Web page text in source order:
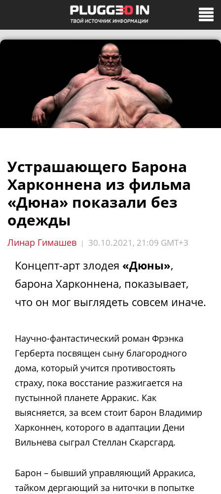
Устрашающего Барона
Харконнена из фильма
«Дюна» показали без
одежды
Линар Гимашев | 30.10.2021, 21:09 GMT+3
Концепт-арт злодея «Дюны»,
барона Харконнена, показывает,
что он мог выглядеть совсем иначе.
Научно-фантастический роман Фрэнка
Герберта посвящен сыну благородного
дома, который учится противостоять
страху, пока восстание разжигается на
пустынной планете Арракис. Как
выясняется, за всем стоит барон Владимир
Харконнен, которого в адаптации Дени
Вильнева сыграл Стеллан Скарсгард.
Барон – бывший управляющий Арракиса,
тайком дергающий за ниточки в попытке